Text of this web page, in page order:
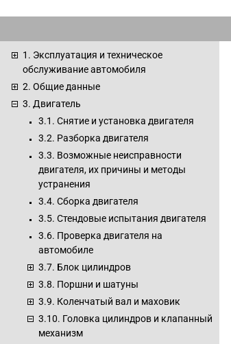
1. Эксплуатация и техническое
обслуживание автомобиля
2. Общие данные
3. Двигатель
3.1. Снятие и установка двигателя
3.2. Разборка двигателя
3.3. Возможные неисправности
двигателя, их причины и методы
устранения
3.4. Сборка двигателя
3.5. Стендовые испытания двигателя
3.6. Проверка двигателя на
автомобиле
3.7. Блок цилиндров
3.8. Поршни и шатуны
3.9. Коленчатый вал и маховик
3.10. Головка цилиндров и клапанный
механизм